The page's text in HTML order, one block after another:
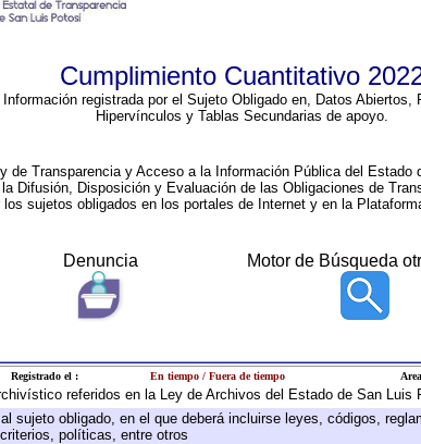
Cumplimiento Cuantitativo
Información registrada por el Sujeto Obligado en, Datos Abiertos,
Hipervínculos y Tablas Secundarias de apoyo.
de Transparencia y Acceso a la Información Pública del
Difusión, Disposición y Evaluación de las Obligaciones de
los sujetos obligados en los portales de Internet y en la
Denuncia Motor de Búsqueda
Registrado el : En tiempo / Fuera de tiempo
referidos en la Ley de Archivos del Estado de San Luis
sujeto obligado, en el que deberá incluirse leyes, códigos,
políticas, entre otros